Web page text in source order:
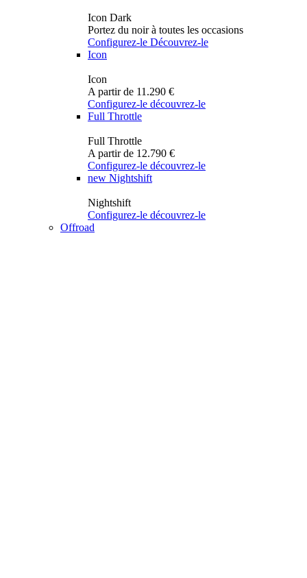
Icon Dark
Portez du noir à toutes les occasions
Configurez-le Découvrez-le
Icon
Icon
A partir de 11.290 €
Configurez-le découvrez-le
Full Throttle
Full Throttle
A partir de 12.790 €
Configurez-le découvrez-le
new Nightshift
Nightshift
Configurez-le découvrez-le
Offroad